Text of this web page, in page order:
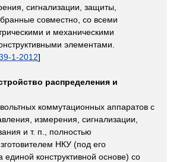
сигнализации, защиты,
совместно, со всеми
и механическими
элементами.
1-2012]
распределения и
коммутационных аппаратов с
измерения, сигнализации,
и т. п., полностью
НКУ (под его
единой конструктивной основе) со